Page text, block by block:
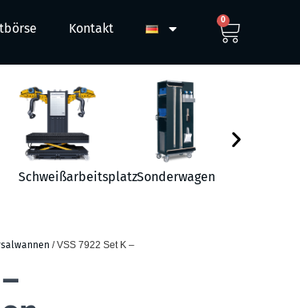
Kontakt
0
SchweißarbeitsplatzSonderwagen
/ VSS 7922 Set K –